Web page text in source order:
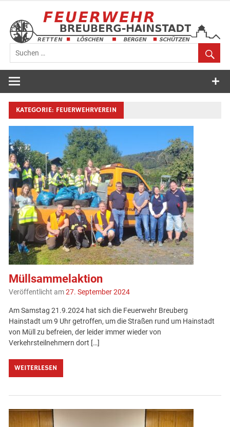
springen
Feuerwehr
Breuberg-
KATEGORIE: FEUERWEHRVEREIN
Müllsammelaktion
Veröffentlicht am27. September 2024
Am Samstag 21.9.2024 hat sich die Feuerwehr Breuberg
Hainstadt um 9 Uhr getroffen, um die Straßen rund um Hainstadt
von Müll zu befreien, der leider immer wieder von
Verkehrsteilnehmern dort […]
WEITERLESEN